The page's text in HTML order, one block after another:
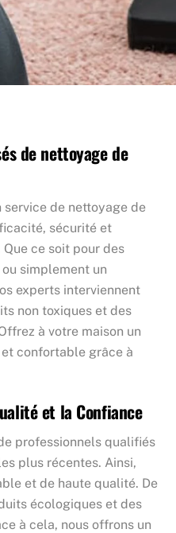
de nettoyage de
de nettoyage de
sécurité et
Que ce soit pour des
simplement un
experts interviennent
non toxiques et des
à votre maison un
confortable grâce à
et la Confiance
professionnels qualifiés
plus récentes. Ainsi,
et de haute qualité. De
écologiques et des
à cela, nous offrons un